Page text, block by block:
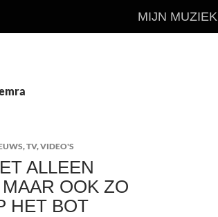
MIJN MUZIEK
,TV,VIDEO'S
ALLEEN
OOK ZO
HET BOT